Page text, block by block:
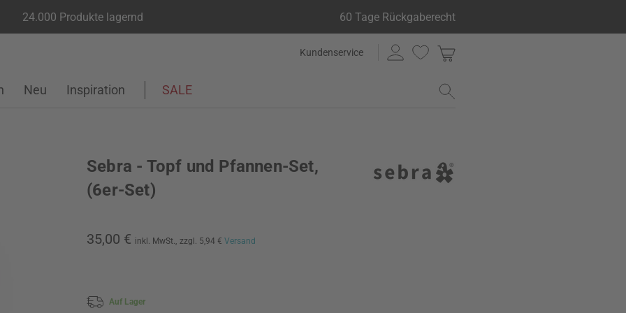
24.000 Produkte lagernd 60 Tage Rückgaberecht
Kundenservice
Neu Inspiration SALE
Sebra - Topf und Pfannen-Set,
(6er-Set)
35,00 € inkl. MwSt., zzgl. 5,94 € Versand
Auf Lager